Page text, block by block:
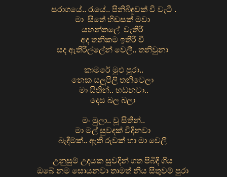
සරාගයේ.. රැයේ.. පිනිබිඳුවක් වී වැටී .
මා සිතේ හිඩසක් මවා
යහන්තලේ වැතිරී
අද තනිකම ඉතිරි වී
සද ඇතිරිල්ලේන් වෙලී.. තනිවුනා
කාමරේ මුළු පුරා..
නෙක සලුපිලි තනිවෙලා
මා සිතින්.. හඩනවා..
දෙස බල බලා
මං මුලා.. වූ සිතින්..
මා මල් සුවදක් විදිනවා
බැදීම්ක්.. ඇති රුවක් හා මා වෙලී
උනුසුම් උදයක සුවදින් ගත පිබිදී ගිය
ඔබේ නම සොයනවා තාමත් නිය සිතුවම් පුරා